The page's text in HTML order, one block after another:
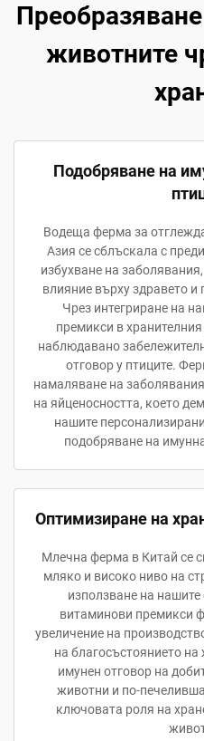
животните
Подобряване на
Водеща ферма за
Азия се сблъскала с
избухване на
влияние върху здравето и
Чрез интегриране на
премикси в
наблюдавано
отговор у птиците.
намаляване на
на яйценосността, което
нашите
подобряване на
Оптимизиране на
Млечна ферма в Китай се
мляко и високо ниво на
използване на
витаминови премикси
увеличение на
на благосъстоянието
имунен отговор на
животни и по-
ключовата роля на